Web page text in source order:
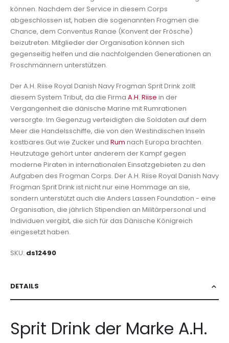
können. Nachdem der Service in diesem Corps
abgeschlossen ist, haben die sogenannten Frogmen die
Chance, dem Conventus Ranae (Konvent der Frösche)
beizutreten. Mitglieder der Organisation können sich
gegenseitig helfen und die nachfolgenden Generationen an
Froschmännern unterstützen.
Der A.H. Riise Royal Danish Navy Frogman Sprit Drink zollt
diesem System Tribut, da die Firma A.H. Riise in der
Vergangenheit die dänische Marine mit Rumrationen
versorgte. Im Gegenzug verteidigten die Soldaten auf dem
Meer die Handelsschiffe, die von den Westindischen Inseln
kostbares Gut wie Zucker und Rum nach Europa brachten.
Heutzutage gehört unter anderem der Kampf gegen
moderne Piraten in internationalen Einsatzgebieten zu den
Aufgaben des Frogman Corps. Der A.H. Riise Royal Danish Navy
Frogman Sprit Drink ist nicht nur eine Hommage an sie,
sondern unterstützt auch die Anders Lassen Foundation - eine
Organisation, die jährlich Stipendien an Militärpersonal und
Individuen vergibt, die sich für das Dänische Königreich
eingesetzt haben.
SKU ds12490
DETAILS
Sprit Drink der Marke A.H.